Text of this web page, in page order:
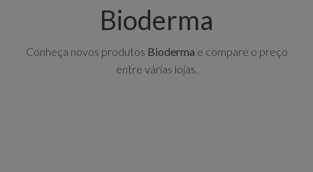
Bioderma
Conheça novos produtos Bioderma e compare o preço
entre várias lojas.